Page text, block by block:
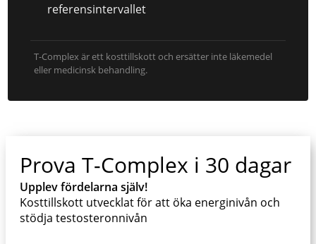
referensintervallet
T-Complex är ett kosttillskott och ersätter inte läkemedel
eller medicinsk behandling.
Prova T-Complex i 30 dagar
Upplev fördelarna själv!
Kosttillskott utvecklat för att öka energinivån och
stödja testosteronnivån